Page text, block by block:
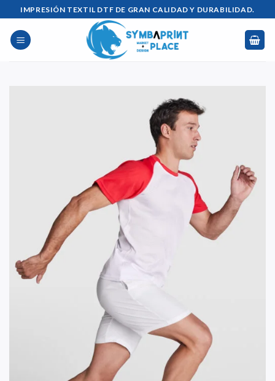
Saltar
al
contenido
IMPRESIÓN TEXTIL DTF DE GRAN CALIDAD Y DURABILIDAD.